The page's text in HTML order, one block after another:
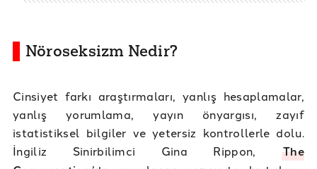
Nöroseksizm Nedir?
Cinsiyet farkı araştırmaları, yanlış hesaplamalar,
yanlış yorumlama, yayın önyargısı, zayıf
istatistiksel bilgiler ve yetersiz kontrollerle dolu.
İngiliz Sinirbilimci Gina Rippon,The